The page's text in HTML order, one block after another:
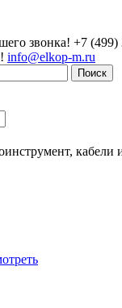
звонка! +7 (499)
info@elkop-m.ru
кабели